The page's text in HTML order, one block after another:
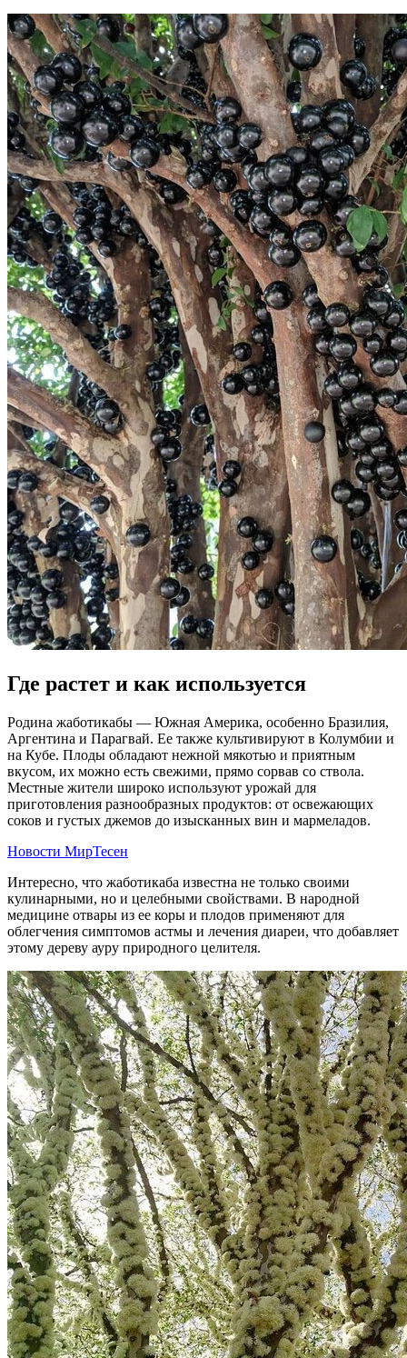
Где растет и как используется
Родина жаботикабы — Южная Америка, особенно Бразилия,
Аргентина и Парагвай. Ее также культивируют в Колумбии и
на Кубе. Плоды обладают нежной мякотью и приятным
вкусом, их можно есть свежими, прямо сорвав со ствола.
Местные жители широко используют урожай для
приготовления разнообразных продуктов: от освежающих
соков и густых джемов до изысканных вин и мармеладов.
Новости МирТесен
Интересно, что жаботикаба известна не только своими
кулинарными, но и целебными свойствами. В народной
медицине отвары из ее коры и плодов применяют для
облегчения симптомов астмы и лечения диареи, что добавляет
этому дереву ауру природного целителя.